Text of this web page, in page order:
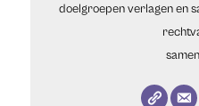
doelgroepen verlagen en